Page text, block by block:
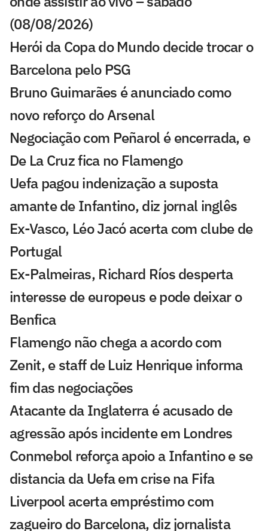
(08/08/2026)
Herói da Copa do Mundo decide trocar o
Barcelona pelo PSG
Bruno Guimarães é anunciado como
novo reforço do Arsenal
Negociação com Peñarol é encerrada, e
De La Cruz fica no Flamengo
Uefa pagou indenização a suposta
amante de Infantino, diz jornal inglês
Ex-Vasco, Léo Jacó acerta com clube de
Portugal
Ex-Palmeiras, Richard Ríos desperta
interesse de europeus e pode deixar o
Benfica
Flamengo não chega a acordo com
Zenit, e staff de Luiz Henrique informa
fim das negociações
Atacante da Inglaterra é acusado de
agressão após incidente em Londres
Conmebol reforça apoio a Infantino e se
distancia da Uefa em crise na Fifa
Liverpool acerta empréstimo com
zagueiro do Barcelona, diz jornalista